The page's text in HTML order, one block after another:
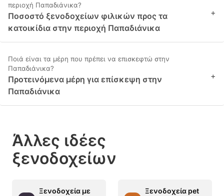
περιοχή Παπαδιάνικα?
Ποσοστό ξενοδοχείων φιλικών προς τα
κατοικίδια στην περιοχή Παπαδιάνικα
+
Ποιά είναι τα μέρη που πρέπει να επισκεφτώ στην
Παπαδιάνικα?
Προτεινόμενα μέρη για επίσκεψη στην
Παπαδιάνικα
+
Άλλες ιδέες
ξενοδοχείων
Ξενοδοχεία με
Ξενοδοχεία pet